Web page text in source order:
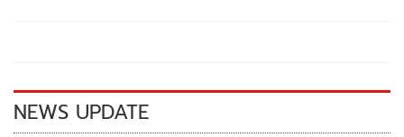
k k
NEWS UPDATE